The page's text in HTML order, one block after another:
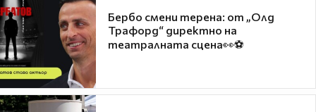
Бербо смени терена: от „Олд
Трафорд“ директно на
театралната сцена👀⚽